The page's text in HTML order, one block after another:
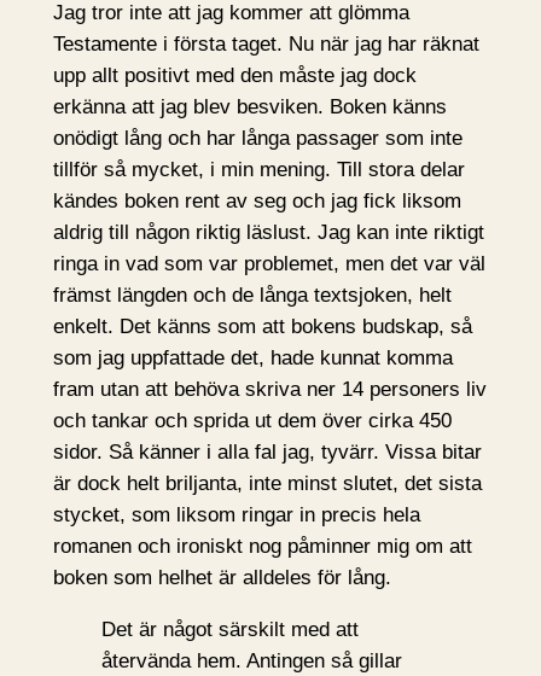
Jag tror inte att jag kommer att glömma
Testamente i första taget. Nu när jag har räknat
upp allt positivt med den måste jag dock
erkänna att jag blev besviken. Boken känns
onödigt lång och har långa passager som inte
tillför så mycket, i min mening. Till stora delar
kändes boken rent av seg och jag fick liksom
aldrig till någon riktig läslust. Jag kan inte riktigt
ringa in vad som var problemet, men det var väl
främst längden och de långa textsjoken, helt
enkelt. Det känns som att bokens budskap, så
som jag uppfattade det, hade kunnat komma
fram utan att behöva skriva ner 14 personers liv
och tankar och sprida ut dem över cirka 450
sidor. Så känner i alla fal jag, tyvärr. Vissa bitar
är dock helt briljanta, inte minst slutet, det sista
stycket, som liksom ringar in precis hela
romanen och ironiskt nog påminner mig om att
boken som helhet är alldeles för lång.
Det är något särskilt med att
återvända hem. Antingen så gillar